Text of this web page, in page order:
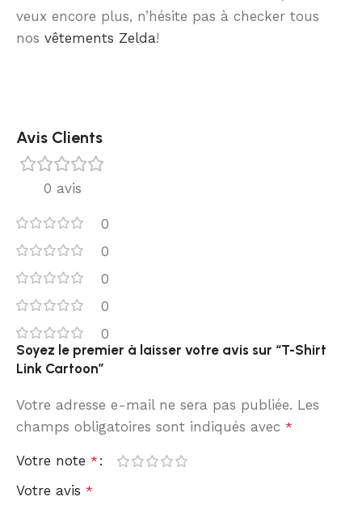
veux encore plus, n’hésite pas à checker tous
nos vêtements Zelda!
Avis Clients
0 avis
0
0
0
0
0
Soyez le premier à laisser votre avis sur “T-Shirt
Link Cartoon”
Votre adresse e-mail ne sera pas publiée. Les
champs obligatoires sont indiqués avec *
Votre note *
Votre avis *